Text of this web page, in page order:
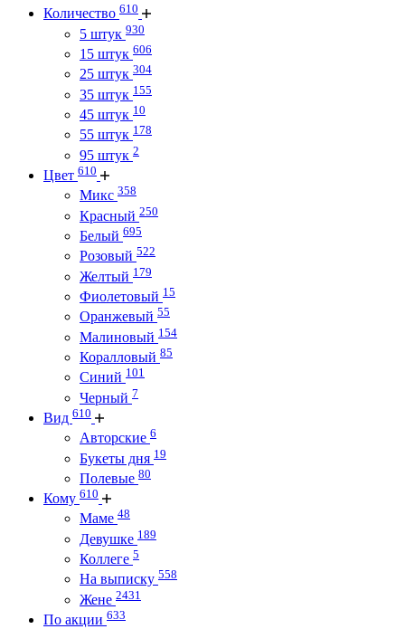
Количество 610
5 штук 930
15 штук 606
25 штук 304
35 штук 155
45 штук 10
55 штук 178
95 штук 2
Цвет 610
Микс 358
Красный 250
Белый 695
Розовый 522
Желтый 179
Фиолетовый 15
Оранжевый 55
Малиновый 154
Коралловый 85
Синий 101
Черный 7
Вид 610
Авторские 6
Букеты дня 19
Полевые 80
Кому 610
Маме 48
Девушке 189
Коллеге 5
На выписку 558
Жене 2431
По акции 633